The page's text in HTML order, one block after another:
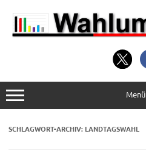
Inhalt
springen
Menü
SCHLAGWORT-ARCHIV: LANDTAGSWAHL